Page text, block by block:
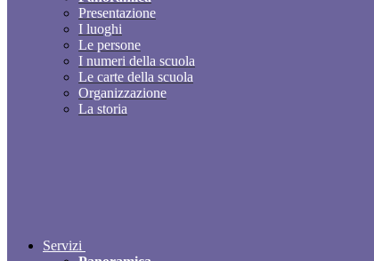
Presentazione
I luoghi
Le persone
I numeri della scuola
Le carte della scuola
Organizzazione
La storia
Servizi